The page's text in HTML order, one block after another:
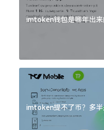
imtoken钱包是哪年出
imtoken提不了币？多